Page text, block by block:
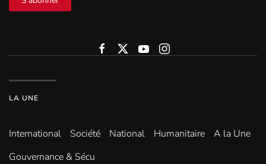
LA UNE
International Société National Humanitaire
A la Une
Gouvernance & Sécu